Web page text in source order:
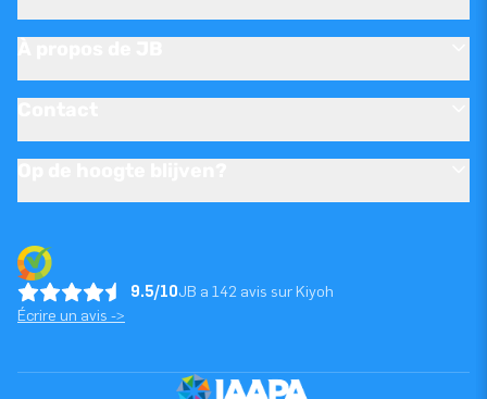
9.5/10JB a 142 avis sur Kiyoh
Écrire un avis ->